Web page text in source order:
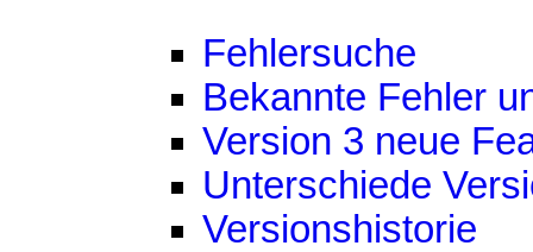
Fehlersuche
Bekannte Fehler
Version 3 neue
Unterschiede
Versionshistorie